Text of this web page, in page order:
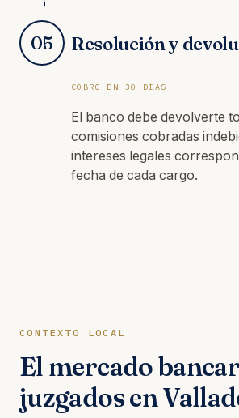
05 Resolución y
COBRO EN 30 DÍAS
El banco debe devolverte
comisiones cobradas
intereses legales
fecha de cada cargo.
CONTEXTO LOCAL
El mercado
juzgados en